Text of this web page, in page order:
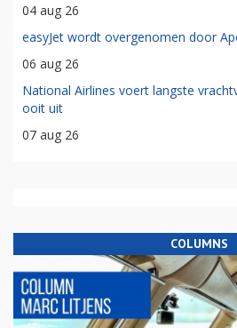
04 aug 26
easyJet wordt overgenomen door
06 aug 26
National Airlines voert langste
ooit uit
07 aug 26
COLUMNS